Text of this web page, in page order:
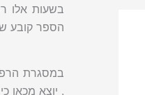
בשעות אלו
הספר קובע
במסגרת
. יוצא מכאן כי